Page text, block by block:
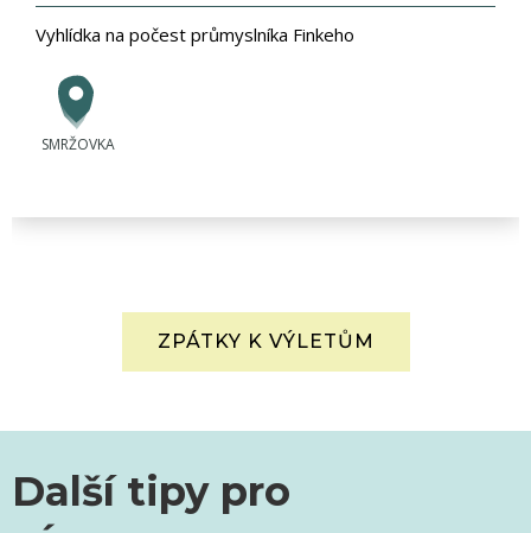
Vyhlídka na počest průmyslníka Finkeho
SMRŽOVKA
ZPÁTKY K VÝLETŮM
Další tipy pro